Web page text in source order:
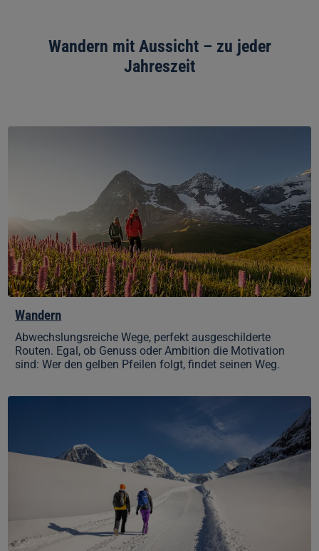
Wandern mit Aussicht – zu jeder
Jahreszeit
Wandern
Abwechslungsreiche Wege, perfekt ausgeschilderte
Routen. Egal, ob Genuss oder Ambition die Motivation
sind: Wer den gelben Pfeilen folgt, findet seinen Weg.
Winterwandern